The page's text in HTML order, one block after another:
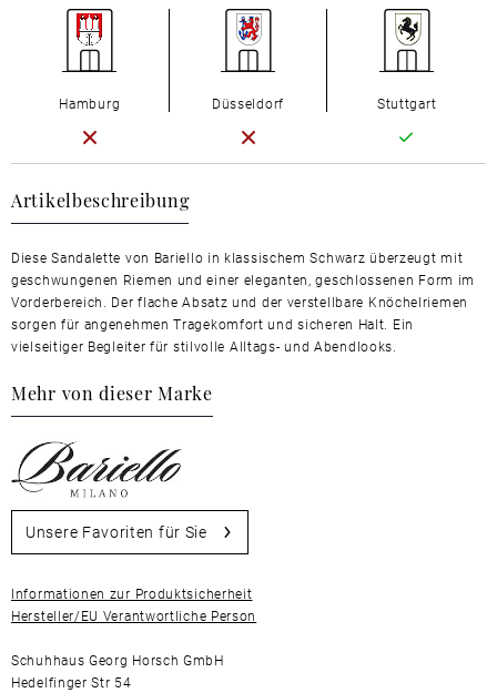
Artikelbeschreibung
Diese Sandalette von Bariello in klassischem Schwarz überzeugt mit
geschwungenen Riemen und einer eleganten, geschlossenen Form im
Vorderbereich. Der flache Absatz und der verstellbare Knöchelriemen
sorgen für angenehmen Tragekomfort und sicheren Halt. Ein
vielseitiger Begleiter für stilvolle Alltags- und Abendlooks.
Mehr von dieser Marke
Unsere Favoriten für Sie
Informationen zur Produktsicherheit
Hersteller/EU Verantwortliche Person
Schuhhaus Georg Horsch GmbH
Hedelfinger Str 54
Hamburg Düsseldorf Stuttgart